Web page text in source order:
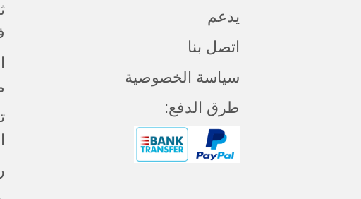
يدعم
اتصل بنا
سياسة الخصوصية
طرق الدفع: